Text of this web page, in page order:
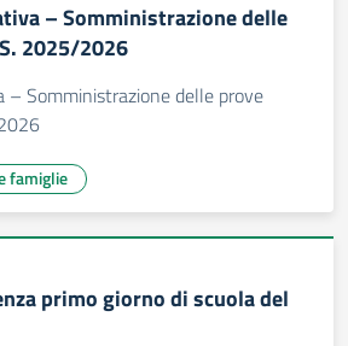
– Somministrazione delle
2025/2026
– Somministrazione delle prove
famiglie
primo giorno di scuola del